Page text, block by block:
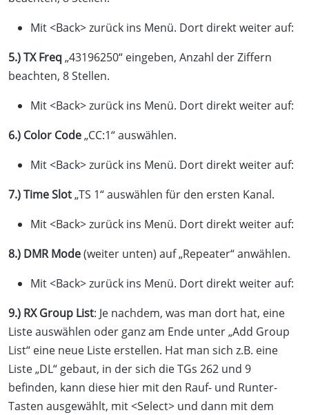
Mit <Back> zurück ins Menü. Dort direkt weiter auf:
5.)TX Freq „43196250“ eingeben, Anzahl der Ziffern
beachten, 8 Stellen.
Mit <Back> zurück ins Menü. Dort direkt weiter auf:
6.) Color Code„CC:1“ auswählen.
Mit <Back> zurück ins Menü. Dort direkt weiter auf:
7.)Time Slot„TS 1“ auswählen für den ersten Kanal.
Mit <Back> zurück ins Menü. Dort direkt weiter auf:
8.) DMR Mode(weiter unten) auf „Repeater“ anwählen.
Mit <Back> zurück ins Menü. Dort direkt weiter auf:
9.) RX Group List: Je nachdem, was man dort hat, eine
Liste auswählen oder ganz am Ende unter „Add Group
List“ eine neue Liste erstellen. Hat man sich z.B. eine
Liste „DL“ gebaut, in der sich die TGs 262 und 9
befinden, kann diese hier mit den Rauf- und Runter-
Tasten ausgewählt, mit <Select> und dann mit dem